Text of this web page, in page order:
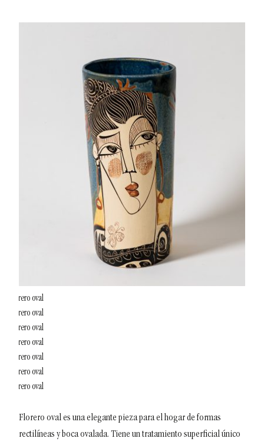
Florero oval es una elegante pieza para el hogar de formas
rectilíneas y boca ovalada. Tiene un tratamiento superficial único